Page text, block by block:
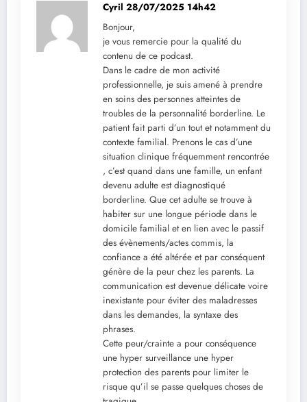
Cyril 28/07/2025 14h42
Bonjour,
je vous remercie pour la qualité du
contenu de ce podcast.
Dans le cadre de mon activité
professionnelle, je suis amené à prendre
en soins des personnes atteintes de
troubles de la personnalité borderline. Le
patient fait parti d’un tout et notamment du
contexte familial. Prenons le cas d’une
situation clinique fréquemment rencontrée
, c’est quand dans une famille, un enfant
devenu adulte est diagnostiqué
borderline. Que cet adulte se trouve à
habiter sur une longue période dans le
domicile familial et en lien avec le passif
des évènements/actes commis, la
confiance a été altérée et par conséquent
génère de la peur chez les parents. La
communication est devenue délicate voire
inexistante pour éviter des maladresses
dans les demandes, la syntaxe des
phrases.
Cette peur/crainte a pour conséquence
une hyper surveillance une hyper
protection des parents pour limiter le
risque qu’il se passe quelques choses de